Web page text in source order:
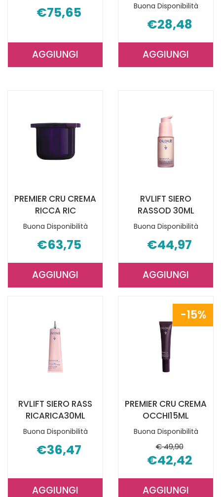
€75,65
AGGIUNGIAGGIUNGI PREMIER
Buona Disponibilità
€28,48
AGGIUNGIAGGIUNGI
CARRELLO
PREMIER CRU CREMA
RICCA RIC
Buona Disponibilità
€63,75
AGGIUNGIAGGIUNGI PREMIER
RICCA
RIC AL
CARRELLO
RVLIFT SIERO
RASSOD 30ML
Buona Disponibilità
€44,97
AGGIUNGIAGGIUNGI
RASSOD
30ML AL
CARRELLO
RVLIFT SIERO RASS
RICARICA30ML
Buona Disponibilità
€36,47
AGGIUNGI
PREMIER CRU CREMA
OCCHI15ML
Buona Disponibilità
15%
€ 49,90
€42,42
AGGIUNGI